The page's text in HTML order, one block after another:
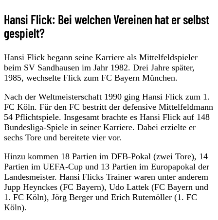
Hansi Flick: Bei welchen Vereinen hat er selbst
gespielt?
Hansi Flick begann seine Karriere als Mittelfeldspieler
beim SV Sandhausen im Jahr 1982. Drei Jahre später,
1985, wechselte Flick zum FC Bayern München.
Nach der Weltmeisterschaft 1990 ging Hansi Flick zum 1.
FC Köln. Für den FC bestritt der defensive Mittelfeldmann
54 Pflichtspiele. Insgesamt brachte es Hansi Flick auf 148
Bundesliga-Spiele in seiner Karriere. Dabei erzielte er
sechs Tore und bereitete vier vor.
Hinzu kommen 18 Partien im DFB-Pokal (zwei Tore), 14
Partien im UEFA-Cup und 13 Partien im Europapokal der
Landesmeister. Hansi Flicks Trainer waren unter anderem
Jupp Heynckes (FC Bayern), Udo Lattek (FC Bayern und
1. FC Köln), Jörg Berger und Erich Rutemöller (1. FC
Köln).